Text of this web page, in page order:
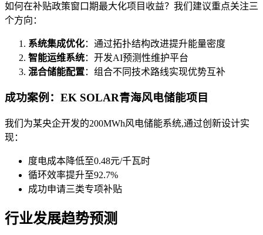
如何在补贴政策窗口期最大化项目收益？我们建议重点关注三
个方向：
系统集成优化：通过拓扑结构改进提升能量密度
智能运维系统：开发AI预测性维护平台
混合储能配置：组合不同技术路线实现优势互补
成功案例：EK SOLAR青海风电储能项目
我们为某央企开发的200MWh风电储能系统,通过创新设计实
现：
度电成本降低至0.48元/千瓦时
循环效率提升至92.7%
成功申请三类专项补贴
行业发展趋势预测